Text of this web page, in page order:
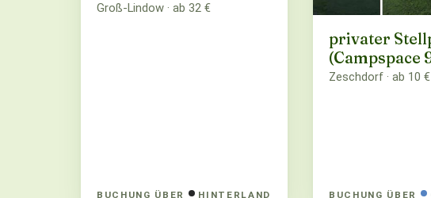
Groß-Lindow · ab 32 €
BUCHUNG ÜBER HINTERLAND
privater
(Campspace
Zeschdorf · ab 10 €
BUCHUNG ÜBER